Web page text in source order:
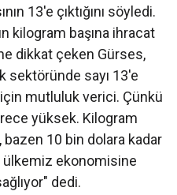
13'e çıktığını söyledi.
kilogram başına ihracat
dikkat çeken Gürses,
sektöründe sayı 13'e
için mutluluk verici. Çünkü
yüksek. Kilogram
10 bin dolara kadar
ülkemiz ekonomisine
dedi.